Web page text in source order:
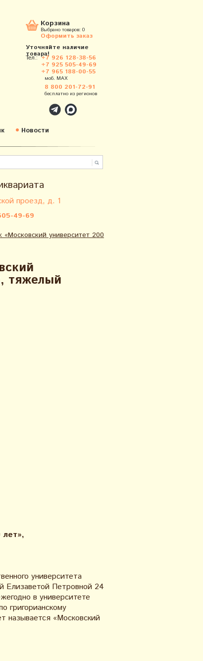
Корзина
Выбрано товаров: 0
Оформить заказ
Уточняйте наличие
товара!
Тел.: +7 926 128-38-56
+7 925 505-49-69
+7 965 188-00-55
моб. MAX
8 800 201-72-91
бесплатно из регионов
Новости
проезд, д. 1
49-69
университет 200
тяжелый
лет»,
университета
Елизаветой Петровной 24
в университете
григорианскому
называется «Московский